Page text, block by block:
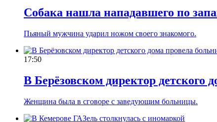
Собака нашла нападавшего по
Пьяный мужчина ударил ножом своего знакомого.
17:50
В Берёзовском директор детского
Женщина была в сговоре с заведующим больницы.